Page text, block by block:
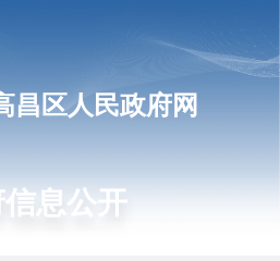
昌区人民政府网
息公开